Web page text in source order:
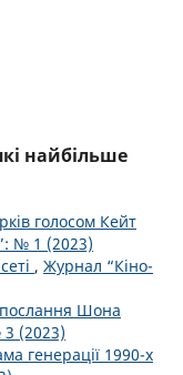
найбільше
голосом Кейт
№ 1 (2023)
, Журнал “Кіно-
послання Шона
(2023)
генерації 1990-х